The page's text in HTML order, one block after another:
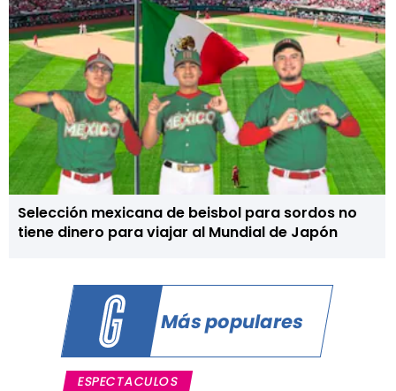
Selección mexicana de beisbol para sordos no
tiene dinero para viajar al Mundial de Japón
Más populares
ESPECTACULOS